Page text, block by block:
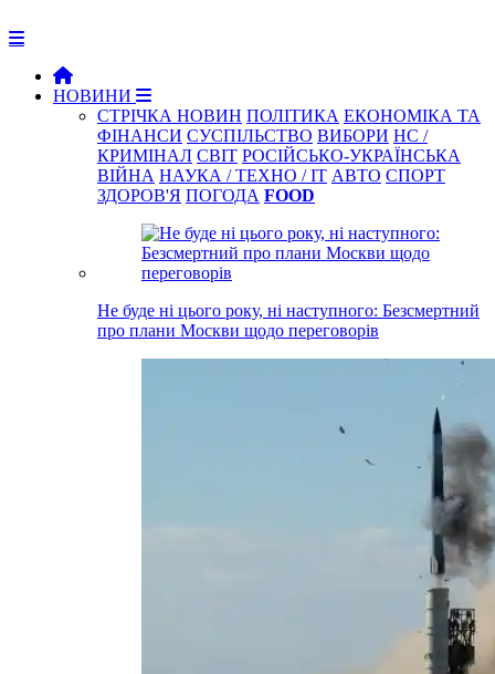
НОВИНИ
СТРІЧКА НОВИН ПОЛІТИКА ЕКОНОМІКА ТА
ФІНАНСИ СУСПІЛЬСТВО ВИБОРИ НС /
КРИМІНАЛ СВІТ РОСІЙСЬКО-УКРАЇНСЬКА
ВІЙНА НАУКА / ТЕХНО / IT АВТО СПОРТ
ЗДОРОВ'Я ПОГОДА FOOD
Не буде ні цього року, ні наступного: Безсмертний
про плани Москви щодо переговорів